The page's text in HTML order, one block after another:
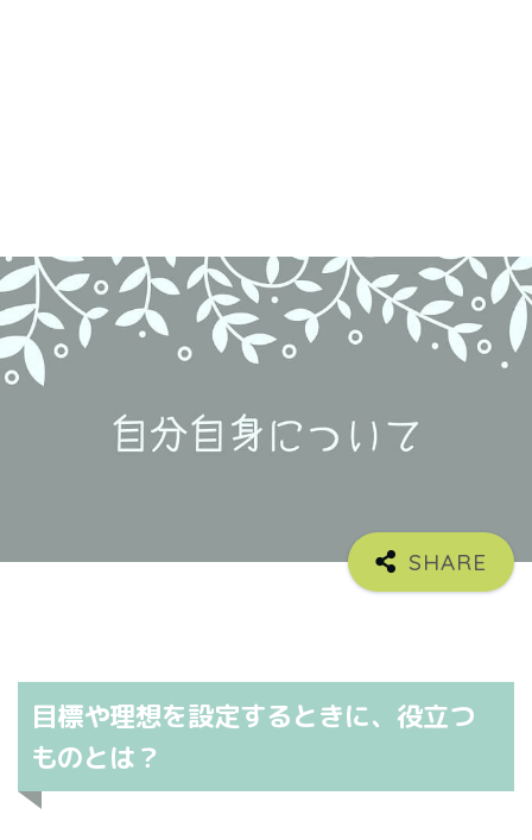
目標や理想を設定するときに、役立つ
ものとは？